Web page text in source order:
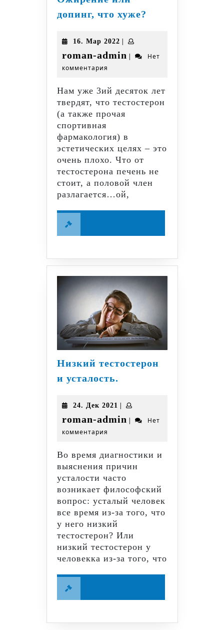
допинг, что хуже?
хуже?
16. Мар 202216.
Мар
|
roman-admin roman-
|
Нет
комментария
Нам уже 3ий десяток лет
твердят, что тестостерон
(а также прочая
спортивная
фармакология) в
эстетических целях – это
очень плохо. Что от
тестостерона печень не
стоит, а половой член
разлагается…ой,
далее
Низкий тестостерон
и усталость.
усталость.
24. Дек 2021 24.
Дек
2021
|
roman-admin roman-
|
Нет
комментария
Во время диагностики и
выяснения причин
усталости часто
возникает философский
вопрос: усталый человек
все время из-за того, что
у него низкий
тестостерон? Или
низкий тестостерон у
человекка из-за того, что
далее